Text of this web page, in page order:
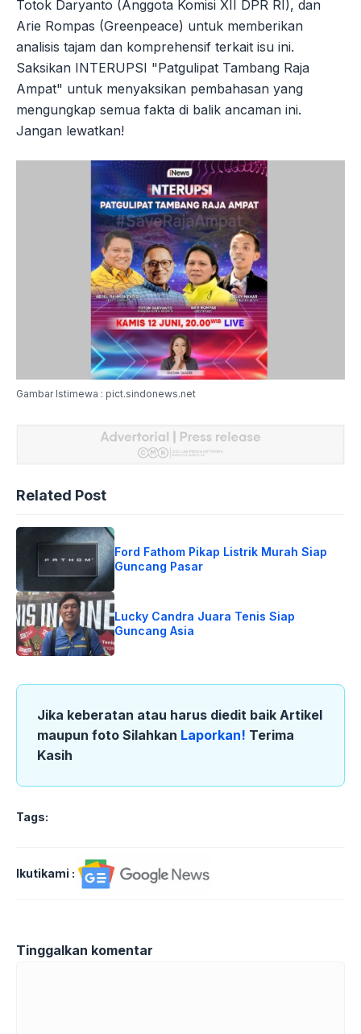
Totok Daryanto (Anggota Komisi XII DPR RI), dan
Arie Rompas (Greenpeace) untuk memberikan
analisis tajam dan komprehensif terkait isu ini.
Saksikan INTERUPSI "Patgulipat Tambang Raja
Ampat" untuk menyaksikan pembahasan yang
mengungkap semua fakta di balik ancaman ini.
Jangan lewatkan!
Gambar Istimewa : pict.sindonews.net
Related Post
Ford Fathom Pikap Listrik Murah Siap
Guncang Pasar
Lucky Candra Juara Tenis Siap
Guncang Asia
Jika keberatan atau harus diedit baik Artikel
maupun foto Silahkan Laporkan! Terima
Kasih
Tags:
Ikutikami :
Tinggalkan komentar